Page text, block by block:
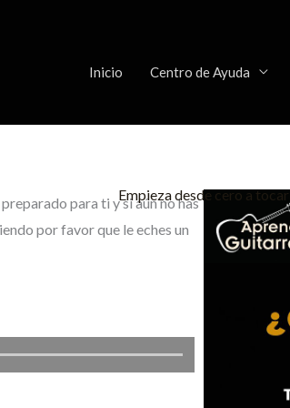
Inicio Centro de Ayuda
Empieza desde cero a tocar
para ti y si aún no has
por favor que le eches un